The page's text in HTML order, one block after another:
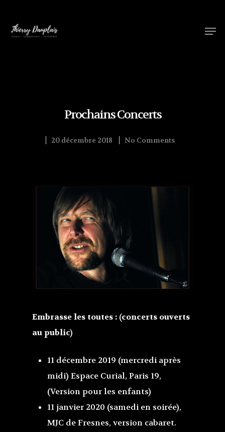
Prochains Concerts
20 décembre 2018 No Comments
Embrasse les toutes : (concerts ouverts
au public)
11 décembre 2019 (mercredi après
midi) Espace Curial, Paris 19,
(Version pour les enfants)
11 janvier 2020 (samedi en soirée),
MJC de Fresnes, version cabaret.